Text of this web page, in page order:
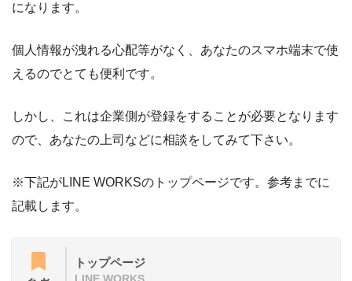
になります。
個人情報が洩れる心配等がなく、あなたのスマホ端末で使
えるのでとても便利です。
しかし、これは企業側が登録をすることが必要となります
ので、あなたの上司などに相談をしてみて下さい。
※下記がLINE WORKSのトップページです。参考までに
記載します。
トップページ